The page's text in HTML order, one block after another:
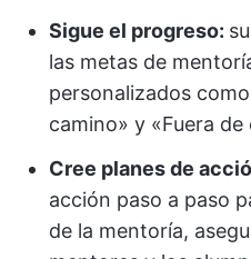
Sigue el progreso:
las metas de
personalizados
camino» y «Fuera de
Cree planes de
acción paso a paso
de la mentoría,